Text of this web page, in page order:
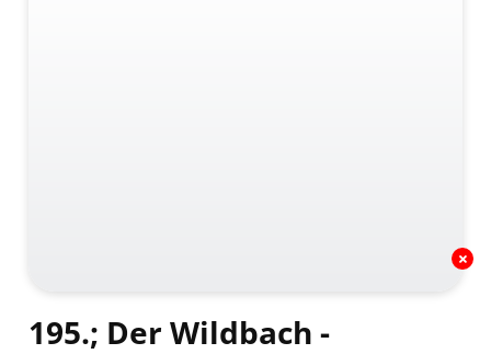
195.; Der Wildbach -